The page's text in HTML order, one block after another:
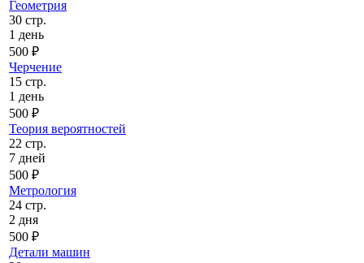
Геометрия
30 стр.
1 день
500 ₽
Черчение
15 стр.
1 день
500 ₽
Теория вероятностей
22 стр.
7 дней
500 ₽
Метрология
24 стр.
2 дня
500 ₽
Детали машин